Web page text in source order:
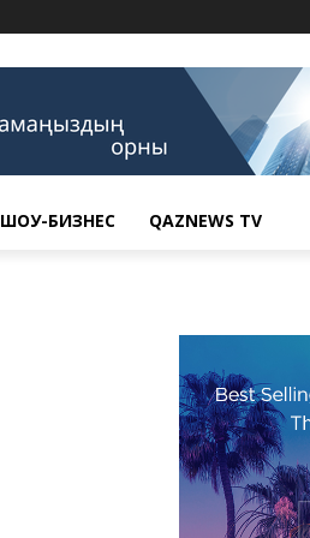
ШОУ-БИЗНЕС QAZNEWS TV